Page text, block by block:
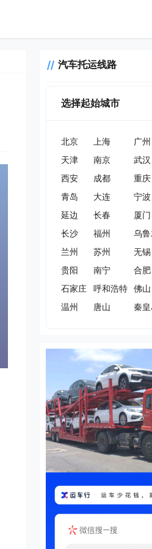
汽车托运线路
选择起始城市
北京 上海 广州
天津
南京 武汉
西安
成都 重庆
青岛
大连 宁波
延边
长春 厦门
长沙
福州 乌
兰州
苏州 无锡
贵阳
南宁 合肥
石家庄
呼和浩特 佛山
温州
唐山 秦